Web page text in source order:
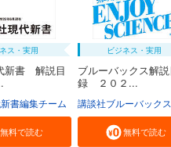
ス・実用
新書 解説目
書編集チーム
無料で読む
ビジネス・実用
ブルーバックス解
録 ２０２...
講談社ブルーバックス
無料で読む